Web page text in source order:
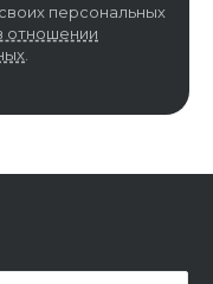
персональных
отношении